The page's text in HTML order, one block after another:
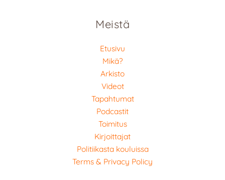
Meistä
Etusivu
Mikä?
Arkisto
Videot
Tapahtumat
Podcastit
Toimitus
Kirjoittajat
Politiikasta kouluissa
Terms & Privacy Policy